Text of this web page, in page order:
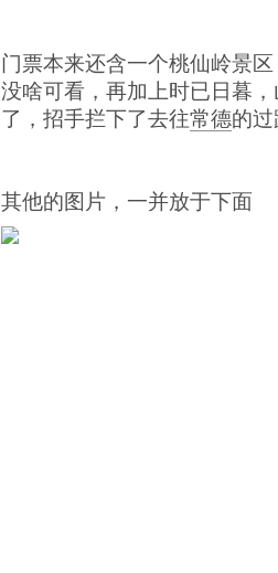
门票本来还含一个桃仙岭景
没啥可看，再加上时已日暮
了，招手拦下了去往常德的
其他的图片，一并放于下面